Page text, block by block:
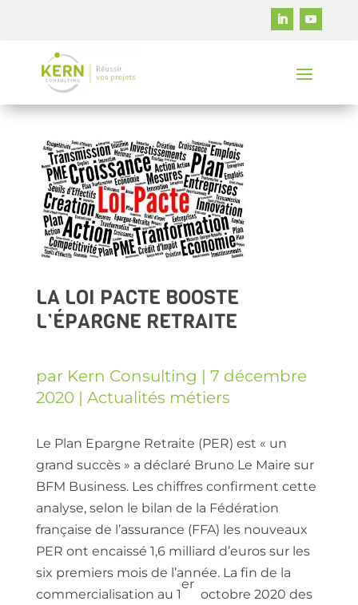
LA LOI PACTE BOOSTE
L’ÉPARGNE RETRAITE
par Kern Consulting | 7 décembre
2020| Actualités métiers
Le Plan Epargne Retraite (PER) est « un
grand succès » a déclaré Bruno Le Maire sur
BFM Business. Les chiffres confirment cette
analyse, selon le bilan de la Fédération
française de l’assurance (FFA) les nouveaux
PER ont encaissé 1,6 milliard d’euros sur les
six premiers mois de l’année. La fin de la
commercialisation au 1
er
octobre 2020 des